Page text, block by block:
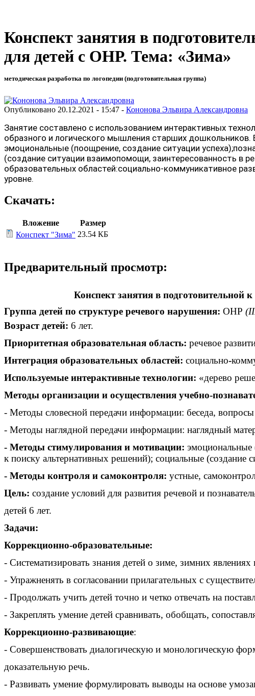
Конспект занятия в
для детей с ОНР. Тема: «Зима»
методическая разработка по логопедии (подготовительная группа)
Опубликовано 20.12.2021 - 15:47 - Кононова Эльвира Александровна
Занятие составлено с использованием интерактивных
образного и логического мышления старших
эмоциональные (поощрение, создание ситуации
(создание ситуации взаимопомощи, заинтересованность в
образовательных областей:социально-коммуникативное
уровне.
Скачать:
Вложение
Размер
Конспект "Зима" 23.54 КБ
Предварительный просмотр:
Конспект занятия в
Группа детей по структуре речевого нарушения: ОНР
Возраст детей: 6 лет.
Приоритетная образовательная область: речевое
Интеграция образовательных областей: социально-
Используемые интерактивные технологии: «дерево
Методы организации и осуществления учебно-
- Методы словесной передачи информации: беседа, вопросы
- Методы наглядной передачи информации: наглядный
- Методы стимулирования и мотивации: эмоциональные
к поиску альтернативных решений); социальные (создание
- Методы контроля и самоконтроля: устные,
Цель: создание условий для развития речевой и
детей 6 лет.
Задачи:
Коррекционно-образовательные:
- Систематизировать знания детей о зиме, зимних
- Упражненять в согласовании прилагательных с
- Продолжать учить детей точно и четко отвечать на
- Закреплять умение детей сравнивать, обобщать,
Коррекционно-развивающие:
- Совершенствовать диалогическую и монологическую
доказательную речь.
- Развивать умение формулировать выводы на основе